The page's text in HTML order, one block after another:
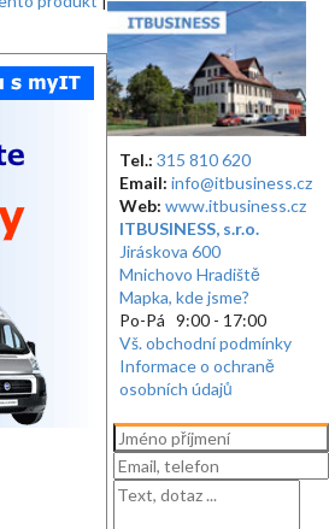
Tel.: 315 810 620
Email: info@itbusiness.cz
Web: www.itbusiness.cz
ITBUSINESS, s.r.o.
Jiráskova 600
Mnichovo Hradiště
Mapka, kde jsme?
Po-Pá 9:00 - 17:00
Vš. obchodní podmínky
Informace o ochraně
osobních údajů